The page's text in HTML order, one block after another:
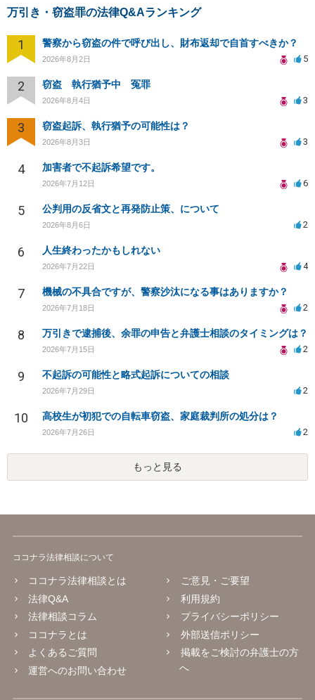
万引き・窃盗罪の法律Q&Aランキング
1 警察から窃盗の件で呼び出し、財布返却で自首すべきか？
2026年8月2日 5
2 窃盗 執行猶予中 冤罪
2026年8月4日 3
3 窃盗起訴、執行猶予の可能性は？
2026年8月3日 3
4 加害者で不起訴希望です。
2026年7月12日 6
5 公判用の反省文と再発防止策、について
2026年8月6日 2
6 人生終わったかもしれない
2026年7月22日 4
7 機械の不具合ですが、警察沙汰になる事はありますか？
2026年7月18日 2
8 万引きで逮捕後、余罪の申告と弁護士相談のタイミングは？
2026年7月15日 2
9 不起訴の可能性と略式起訴についての相談
2026年7月29日 2
10 高校生が初犯での自転車窃盗、家庭裁判所の処分は？
2026年7月26日 2
もっと見る
ココナラ法律相談について
ココナラ法律相談とは
法律Q&A
法律相談コラム
ココナラとは
よくあるご質問
運営へのお問い合わせ
ご意見・ご要望
利用規約
プライバシーポリシー
外部送信ポリシー
掲載をご検討の弁護士の方
へ